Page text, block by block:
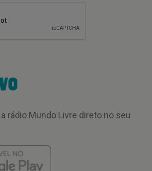
rádio Mundo Livre direto no seu